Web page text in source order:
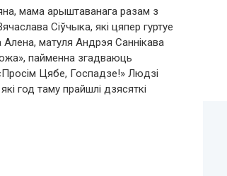
мама арыштаванага разам з
Сіўчыка, які цяпер гуртуе
Алена, матуля Андрэя Саннікава
пайменна згадваюць
Цябе, Госпадзе!» Людзі
год таму прайшлі дзясяткі